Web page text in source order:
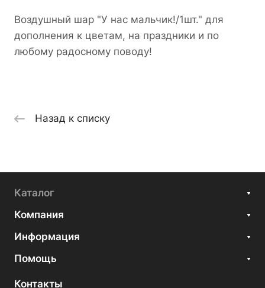
Воздушный шар "У нас мальчик!/1шт." для
дополнения к цветам, на праздники и по
любому радосному поводу!
Назад к списку
Каталог
Компания
Информация
Помощь
Контакты